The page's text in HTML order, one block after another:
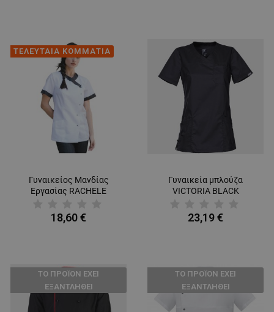
ΤΕΛΕΥΤΑΙΑ ΚΟΜΜΑΤΙΑ
Γυναικείος Μανδίας
Εργασίας RACHELE
18,60 €
Γυναικεία μπλούζα
VICTORIA BLACK
23,19 €
ТΟ ΠΡΟΪΌΝ ΈΧΕΙ
ΕΞΑΝΤΛΗΘΕΊ
ТΟ ΠΡΟΪΌΝ ΈΧΕΙ
ΕΞΑΝΤΛΗΘΕΊ